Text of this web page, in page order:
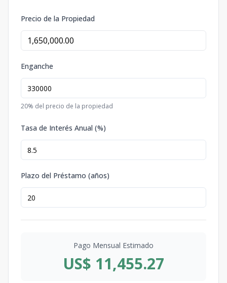
Precio de la Propiedad
Enganche
20% del precio de la propiedad
Tasa de Interés Anual (%)
Plazo del Préstamo (años)
Pago Mensual Estimado
US$ 11,455.27